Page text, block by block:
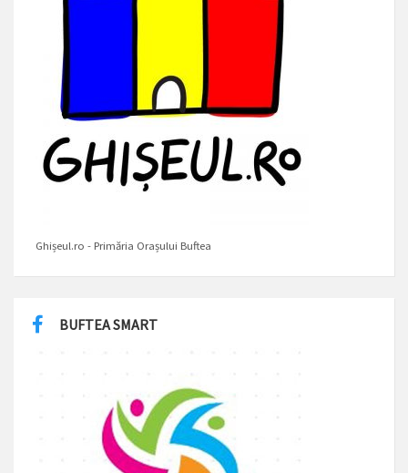
Ghișeul.ro - Primăria Orașului Buftea
BUFTEA SMART